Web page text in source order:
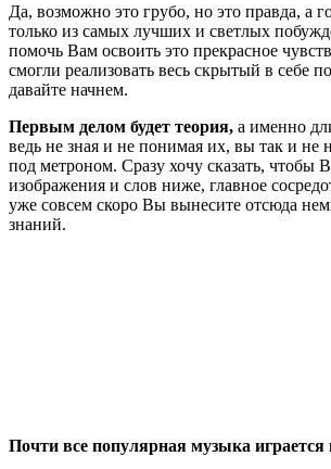
Да, возможно это грубо, но это правда, а
только из самых лучших и светлых
помочь Вам освоить это прекрасное
смогли реализовать весь скрытый в себе
давайте начнем.
Первым делом будет теория, а именно
ведь не зная и не понимая их, вы так и не
под метроном. Сразу хочу сказать, чтобы
изображения и слов ниже, главное
уже совсем скоро Вы вынесите отсюда
знаний.
Почти все популярная музыка играется